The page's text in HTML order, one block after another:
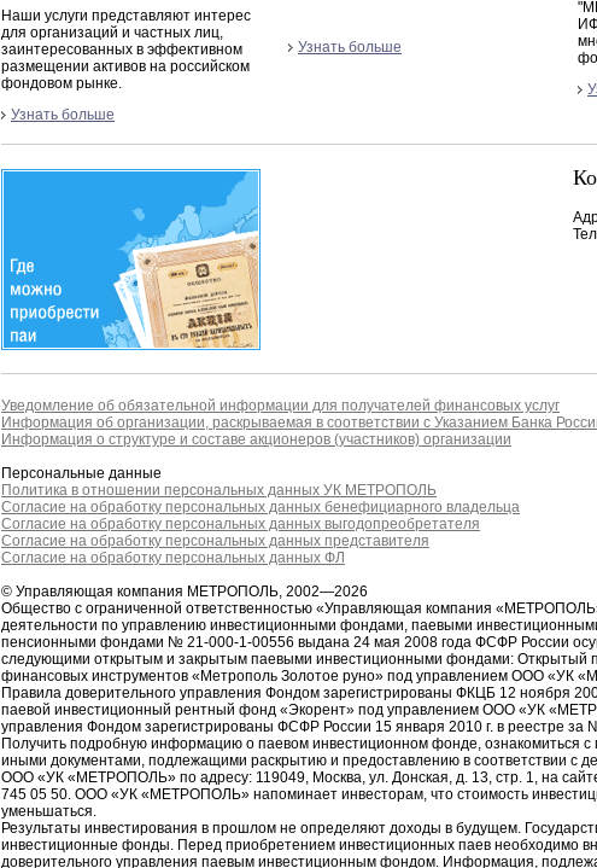
Наши услуги представляют интерес
для организаций и частных лиц,
заинтересованных в эффективном
размещении активов на российском
фондовом рынке.
Узнать больше
Узнать больше
Уведомление об обязательной информации для получателей финансовых услуг
Информация об организации, раскрываемая в соответствии с Указанием Банка
Информация о структуре и составе акционеров (участников) организации
Персональные данные
Политика в отношении персональных данных УК МЕТРОПОЛЬ
Согласие на обработку персональных данных бенефициарного владельца
Согласие на обработку персональных данных выгодопреобретателя
Согласие на обработку персональных данных представителя
Согласие на обработку персональных данных ФЛ
© Управляющая компания МЕТРОПОЛЬ, 2002—2026
Общество с ограниченной ответственностью «Управляющая компания
деятельности по управлению инвестиционными фондами, паевыми
пенсионными фондами № 21-000-1-00556 выдана 24 мая 2008 года ФСФР России
следующими открытым и закрытым паевыми инвестиционными фондами: Открытый
финансовых инструментов «Метрополь Золотое руно» под управлением ООО «УК
Правила доверительного управления Фондом зарегистрированы ФКЦБ 12 ноября
паевой инвестиционный рентный фонд «Экорент» под управлением ООО «УК
управления Фондом зарегистрированы ФСФР России 15 января 2010 г. в реестре за
Получить подробную информацию о паевом инвестиционном фонде, ознакомиться с
иными документами, подлежащими раскрытию и предоставлению в соответствии с
ООО «УК «МЕТРОПОЛЬ» по адресу: 119049, Москва, ул. Донская, д. 13, стр. 1, на
745 05 50. ООО «УК «МЕТРОПОЛЬ» напоминает инвесторам, что стоимость
уменьшаться.
Результаты инвестирования в прошлом не определяют доходы в будущем.
инвестиционные фонды. Перед приобретением инвестиционных паев необходимо
доверительного управления паевым инвестиционным фондом. Информация,